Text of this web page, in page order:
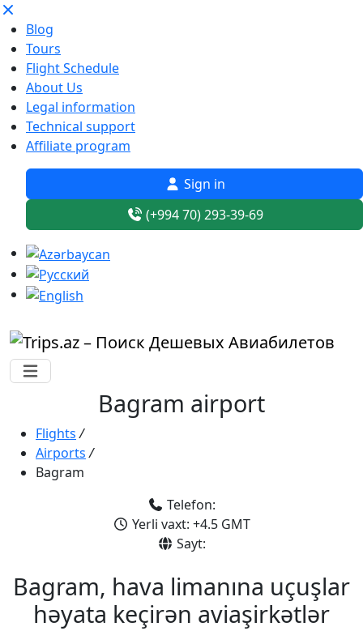
Blog
Tours
Flight Schedule
About Us
Legal information
Technical support
Affiliate program
Sign in
(+994 70) 293-39-69
Bagram airport
Flights /
Airports /
Bagram
Telefon:
Yerli vaxt: +4.5 GMT
Sayt:
Bagram, hava limanına uçuşlar
həyata keçirən aviaşirkətlər